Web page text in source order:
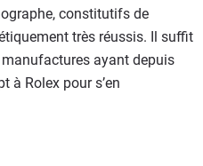
constitutifs de
très réussis. Il suffit
manufactures ayant depuis
à Rolex pour s’en